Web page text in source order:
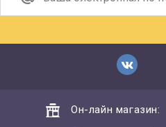
Он-лайн магазин: